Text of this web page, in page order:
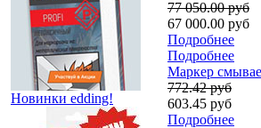
Новинки edding!
77 050.00 руб
67 000.00 руб
Подробнее
Подробнее
Маркер
772.42 руб
603.45 руб
Подробнее